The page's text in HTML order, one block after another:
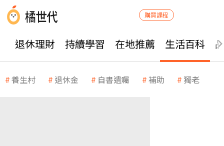
購買課程
退休理財 持續學習 在地推薦 生活百科
養生村 退休金 自書遺囑 補助 獨老